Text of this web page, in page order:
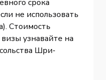
срока
не использовать
Стоимость
узнавайте на
Шри-